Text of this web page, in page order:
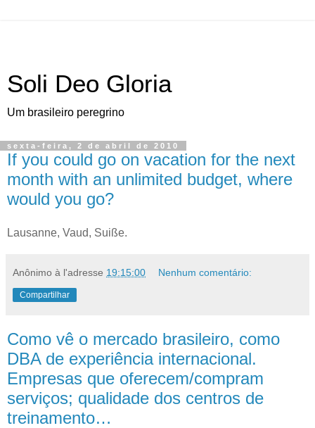
Soli Deo Gloria
Um brasileiro peregrino
sexta-feira, 2 de abril de 2010
If you could go on vacation for the next
month with an unlimited budget, where
would you go?
Lausanne, Vaud, Suiße.
Anônimo à l'adresse 19:15:00 Nenhum comentário:
Compartilhar
Como vê o mercado brasileiro, como
DBA de experiência internacional.
Empresas que oferecem/compram
serviços; qualidade dos centros de
treinamento…